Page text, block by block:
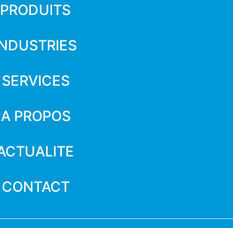
PRODUITS
SERVICES
A PROPOS
CONTACT